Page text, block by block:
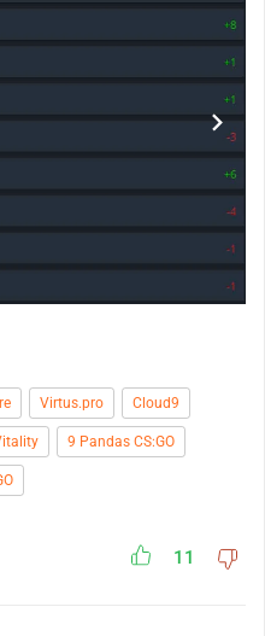
Virtus.pro Cloud9
9 Pandas CS:GO
11